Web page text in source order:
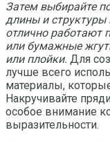
Затем выбирайте
длины и
отлично работают
или бумажные
или плойки. Для
лучше всего
материалы,
Накручивайте
особое внимание
выразительности.